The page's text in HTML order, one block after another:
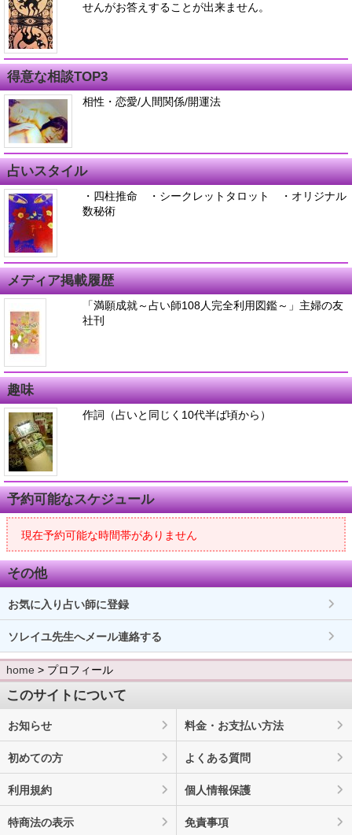
せんがお答えすることが出来ません。
得意な相談TOP3
相性・恋愛/人間関係/開運法
占いスタイル
・四柱推命 ・シークレットタロット ・オリジナル
数秘術
メディア掲載履歴
「満願成就～占い師108人完全利用図鑑～」主婦の友
社刊
趣味
作詞（占いと同じく10代半ば頃から）
予約可能なスケジュール
現在予約可能な時間帯がありません
その他
お気に入り占い師に登録
ソレイユ先生へメール連絡する
home > プロフィール
このサイトについて
お知らせ 料金・お支払い方法
初めての方 よくある質問
利用規約 個人情報保護
特商法の表示 免責事項